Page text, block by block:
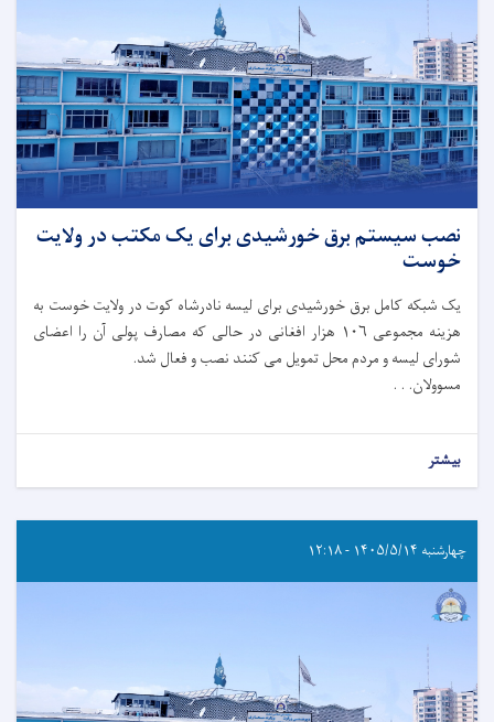
نصب سیستم برق خورشیدی برای یک مکتب در ولایت
خوست
یک شبکه کامل برق خورشیدی برای لیسه نادرشاه کوت در ولایت خوست به
هزینه مجموعی ۱۰۶ هزار افغانی در حالی که مصارف پولی آن را اعضای
شورای لیسه و مردم محل تمویل می کنند نصب و فعال شد.
مسوولان. . .
بیشتر
چهارشنبه ۱۴۰۵/۵/۱۴ - ۱۲:۱۸